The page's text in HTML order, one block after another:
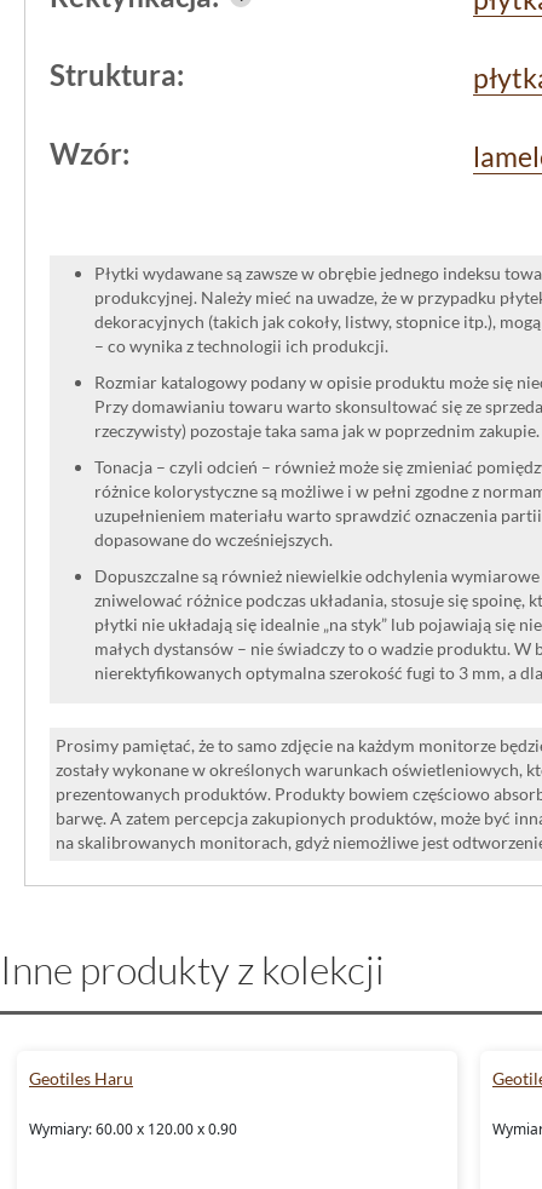
myślą o osobach szukających
akcentów na ścianie, które łączą w
estetyczną. Płytka ma wymiary
trwałość i łatwość w utrzymaniu
Struktura:
Wzór:
Płytki wydawane są zawsze w obrębie jednego indeksu
produkcyjnej. Należy mieć na uwadze, że w przypadku
dekoracyjnych (takich jak cokoły, listwy, stopnice itp.),
– co wynika z technologii ich produkcji.
Rozmiar katalogowy podany w opisie produktu może się
Przy domawianiu towaru warto skonsultować się ze
rzeczywisty) pozostaje taka sama jak w poprzednim zakupie.
Tonacja – czyli odcień – również może się zmieniać
różnice kolorystyczne są możliwe i w pełni zgodne z
uzupełnieniem materiału warto sprawdzić oznaczenia
dopasowane do wcześniejszych.
Dopuszczalne są również niewielkie odchylenia
zniwelować różnice podczas układania, stosuje się spoinę,
płytki nie układają się idealnie „na styk” lub pojawiają się
małych dystansów – nie świadczy to o wadzie produktu. W
nierektyfikowanych optymalna szerokość fugi to 3 mm, a
Prosimy pamiętać, że to samo zdjęcie na każdym monitorze
zostały wykonane w określonych warunkach oświetleniowych,
prezentowanych produktów. Produkty bowiem częściowo
barwę. A zatem percepcja zakupionych produktów, może być
na skalibrowanych monitorach, gdyż niemożliwe jest
Inne produkty z kolekcji
Geotiles Haru
Wymiary: 60.00 x 120.00 x 0.90